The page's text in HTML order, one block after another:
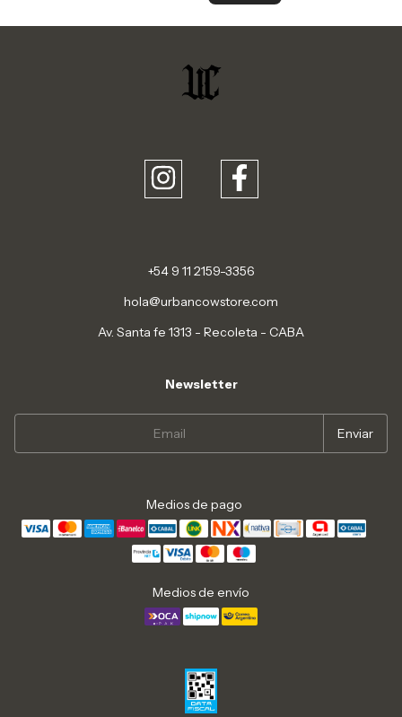
+54 9 11 2159-3356
hola@urbancowstore.com
Av. Santa fe 1313 - Recoleta - CABA
Newsletter
Medios de pago
Medios de envío